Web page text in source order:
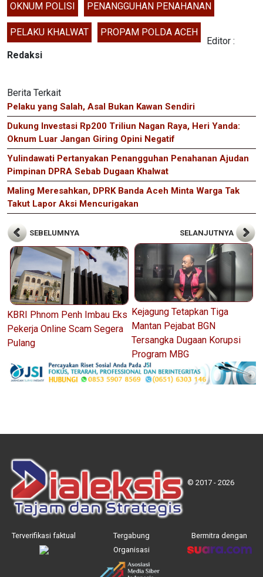
OKNUM POLISI
PENANGGUHAN PENAHANAN
PELAKU KHALWAT PROPAM POLDA ACEH
Editor :
Redaksi
Berita Terkait
Pelaku yang Salah, Asal Bukan Kawan Sendiri
Dukung Investasi Rp200 Triliun Nagan Raya, Heri Yanda:
Oknum Luar Jangan Giring Opini Negatif
Yulindawati Pertanyakan Penangguhan Penahanan Ajudan
Pimpinan DPRA Sebab Dugaan Khalwat
Maling Meresahkan, DPRK Banda Aceh Minta Warga Tak
Takut Lapor Aksi Mencurigakan
SEBELUMNYA
KBRI Phnom Penh Imbau Eks
Pekerja Online Scam Segera
Pulang
SELANJUTNYA
Kejagung Tetapkan Tiga
Mantan Pejabat BGN
Tersangka Dugaan Korupsi
Program MBG
© 2017 - 2026
Terverifikasi faktual
Tergabung
Organisasi
Bermitra dengan